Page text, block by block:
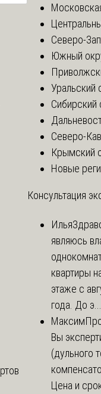
Северо-
Южный
Уральский
Сибирский
Северо-
Крымский
Новые
Консультация
Илья
являюсь
квартиры
этаже с
года. До э...
Максим
Вы
(дульного
Цена и